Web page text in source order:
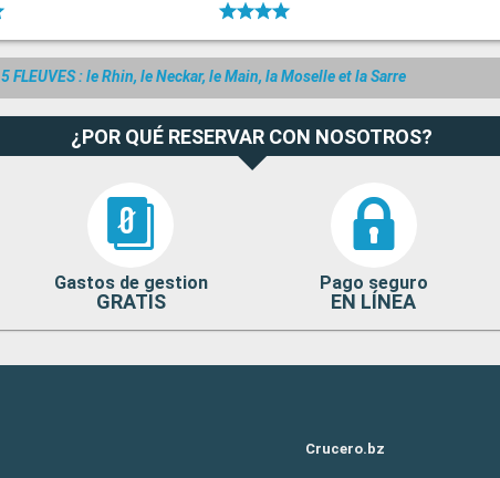
5 FLEUVES : le Rhin, le Neckar, le Main, la Moselle et la Sarre
¿POR QUÉ RESERVAR CON NOSOTROS?
Gastos de gestion
GRATIS
Pago seguro
EN LÍNEA
Crucero.bz